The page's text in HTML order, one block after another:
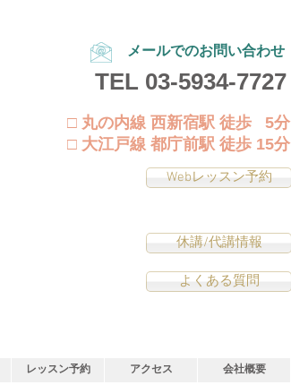
メールでのお問い合わせ
TEL 03-5934-7727
□ 丸の内線 西新宿駅 徒歩 5分
□ 大江戸線 都庁前駅 徒歩 15分
Webレッスン予約
休講/代講情報
よくある質問
レッスン予約 アクセス 会社概要